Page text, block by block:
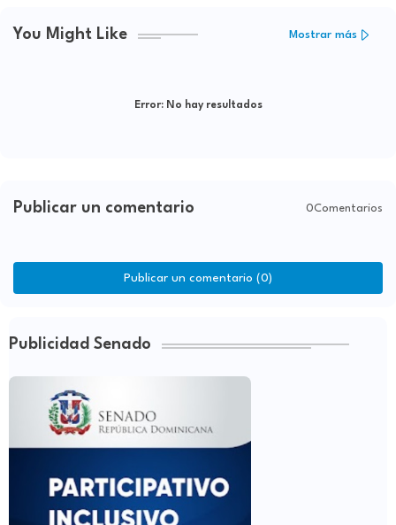
You Might Like Mostrar más
Error:No hay resultados
Publicar un comentario 0Comentarios
Publicar un comentario (0)
Publicidad Senado